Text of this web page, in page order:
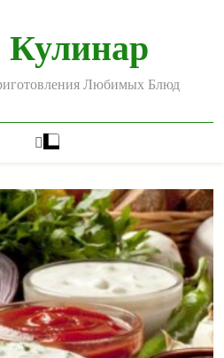
Кулинар
Любимых Блюд